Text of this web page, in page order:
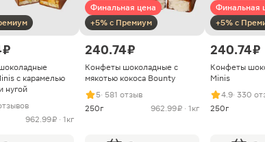
₽
с карамелью
нугой
962.99 ₽ · 1кг
Финальная цена
+5% с Премиум
240.74 ₽
Конфеты шоколадные с
мякотью кокоса Bounty
5· 581 отзыв
250г
962.99 ₽ · 1кг
Финальная
+5% с
240.74 ₽
Конфеты
Minis
4.9· 330
250г